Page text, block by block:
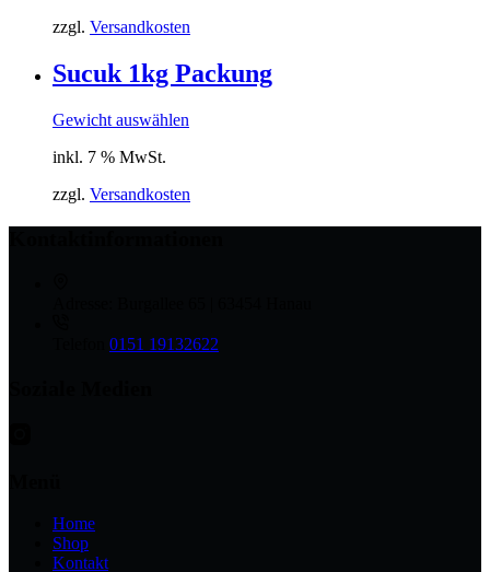
zzgl. Versandkosten
Sucuk 1kg Packung
Gewicht auswählen
inkl. 7 % MwSt.
zzgl. Versandkosten
0151 19132622
Home
Shop
Kontakt